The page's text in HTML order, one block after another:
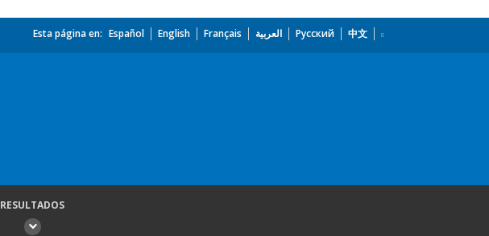
Esta página en: Español English Français العربية Русский 中文
RESULTADOS